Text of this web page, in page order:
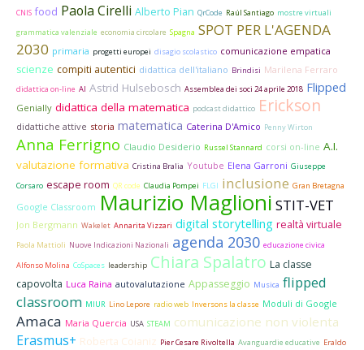
CNIS food Paola Cirelli Alberto Pian QrCode Raúl Santiago mostre virtuali
grammatica valenziale economia circolare Spagna SPOT PER L'AGENDA
2030 primaria progetti europei disagio scolastico comunicazione empatica
scienze compiti autentici didattica dell'italiano Brindisi Marilena Ferraro
didattica on-line AI Astrid Hulsebosch Assemblea dei soci 24 aprile 2018 Flipped
Genially didattica della matematica podcast didattico Erickson
didattiche attive storia matematica Caterina D'Amico Penny Wirton
Anna Ferrigno Claudio Desiderio Russel Stannard corsi on-line A.I.
valutazione formativa Cristina Bralia Youtube Elena Garroni Giuseppe
Corsaro escape room QR code Claudia Pompei FLGI inclusione Gran Bretagna
Google Classroom Maurizio Maglioni STIT-VET
Jon Bergmann Wakelet Annarita Vizzari digital storytelling realtà virtuale
Paola Mattioli Nuove Indicazioni Nazionali agenda 2030 educazione civica
Alfonso Molina CoSpaces leadership Chiara Spalatro La classe
capovolta Luca Raina autovalutazione Appasseggio Musica flipped
classroom MIUR Lino Lepore radio web Inversons la classe Moduli di Google
Amaca Maria Quercia USA STEAM comunicazione non violenta
Erasmus+ Roberta Coianiz Pier Cesare Rivoltella Avanguardie educative Eraldo